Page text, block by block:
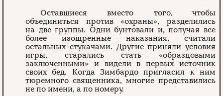
Оставшиеся вместо того, чтобы
объединиться против «охраны», разделились
на две группы. Одни бунтовали и, получая все
более изощренные наказания, считали
остальных стукачами. Другие приняли условия
игры, старались стать «образцовыми
заключенными» и видели в первых источник
своих бед. Когда Зимбардо пригласил к ним
тюремного священника, многие представились
не по имени, а по номеру.